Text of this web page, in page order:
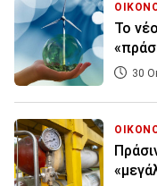
Το
30